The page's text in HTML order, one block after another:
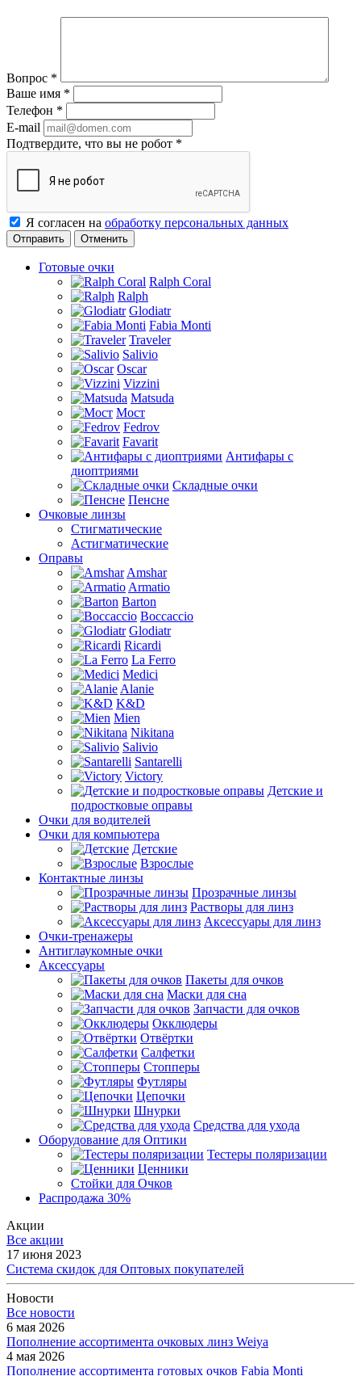
Вопрос *
Ваше имя *
Телефон *
E-mail
Подтвердите, что вы не робот *
Я согласен на обработку персональных данных
Отменить
Готовые очки
Ralph Coral
Ralph
Glodiatr
Fabia Monti
Traveler
Salivio
Oscar
Vizzini
Matsuda
Мост
Fedrov
Favarit
Антифары с
диоптриями
Складные очки
Пенсне
Очковые линзы
Стигматические
Астигматические
Оправы
Amshar
Armatio
Barton
Boccaccio
Glodiatr
Ricardi
La Ferro
Medici
Alanie
K&D
Mien
Nikitana
Salivio
Santarelli
Victory
Детские и
подростковые оправы
Очки для водителей
Очки для компьютера
Детские
Взрослые
Контактные линзы
Прозрачные линзы
Растворы для линз
Аксессуары для линз
Очки-тренажеры
Антиглаукомные очки
Аксессуары
Пакеты для очков
Маски для сна
Запчасти для очков
Окклюдеры
Отвёртки
Салфетки
Стопперы
Футляры
Цепочки
Шнурки
Средства для ухода
Оборудование для Оптики
Тестеры поляризации
Ценники
Стойки для Очков
Распродажа 30%
Акции
Все акции
17 июня 2023
Система скидок для Оптовых покупателей
Новости
Все новости
6 мая 2026
Пополнение ассортимента очковых линз Weiya
4 мая 2026
Пополнение ассортимента готовых очков Fabia Monti